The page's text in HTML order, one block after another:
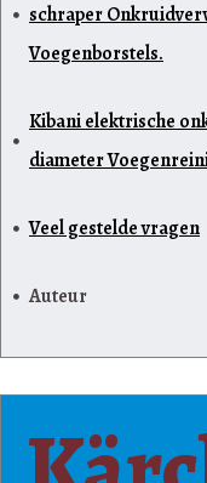
schraper
Voegenborstels.
Kibani elektrische
diameter
Veel gestelde vragen
Auteur